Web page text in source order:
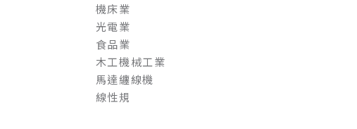
機床業
光電業
食品業
木工機械工業
馬達纏線機
線性規